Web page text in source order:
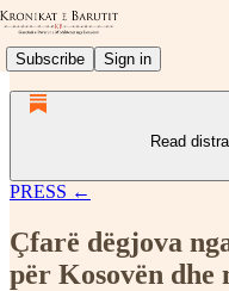
Subscribe Sign in
Read
PRESS ←
Çfarë dëgjova
për Kosovën dhe